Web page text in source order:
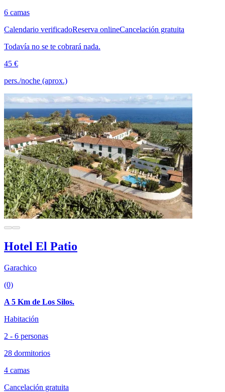
6 camas
Calendario verificadoReserva onlineCancelación gratuita
Todavía no se te cobrará nada.
45 €
pers./noche (aprox.)
Hotel El Patio
Garachico
(0)
A 5 Km de Los Silos.
Habitación
2 - 6 personas
28 dormitorios
4 camas
Cancelación gratuita